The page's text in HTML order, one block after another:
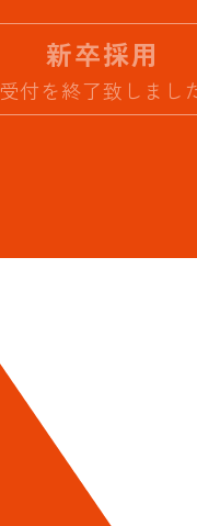
新卒採用
受付を終了致しまし